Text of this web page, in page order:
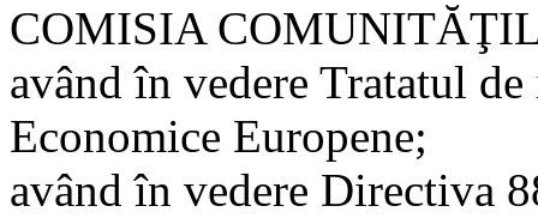
COMISIA
având în vedere Tratatul
Economice Europene;
având în vedere Directiva